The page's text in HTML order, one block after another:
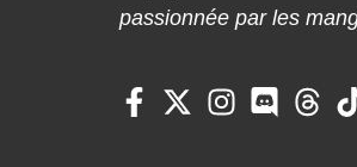
passionnée par les